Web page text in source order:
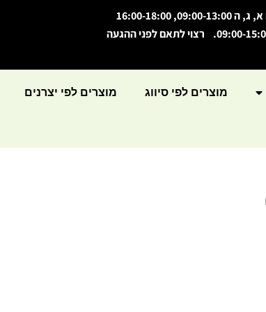
16:00-18:00
מוצרים לפי סיווג מוצרים לפי יצרנים